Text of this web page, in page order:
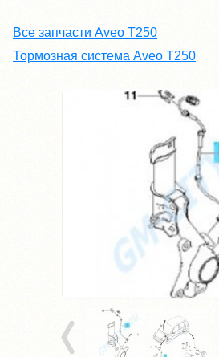
Все запчасти Aveo T250
Тормозная система Aveo T250